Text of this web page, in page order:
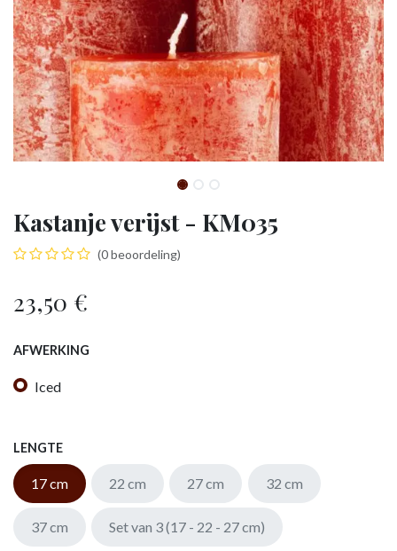
Kastanje verijst - KM035
(0 beoordeling)
23,50 €
AFWERKING
Iced
LENGTE
17 cm 22 cm 27 cm 32 cm
37 cm Set van 3 (17 - 22 - 27 cm)